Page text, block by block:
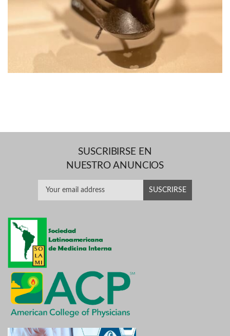
SUSCRIBIRSE EN
NUESTRO ANUNCIOS